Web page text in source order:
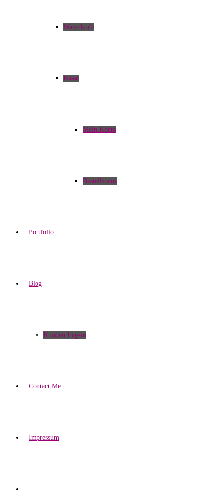
Warenkorb
Kasse
Mein Konto
Bestellstatus
Portfolio
Blog
Kunden Log-in
Contact Me
Impressum